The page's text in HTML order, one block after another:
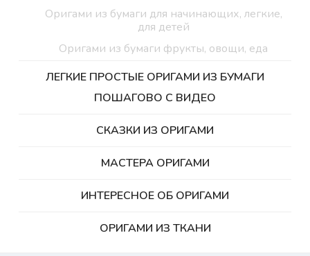
Оригами из бумаги для начинающих, легкие,
для детей
Оригами из бумаги фрукты, овощи, еда
ЛЕГКИЕ ПРОСТЫЕ ОРИГАМИ ИЗ БУМАГИ
ПОШАГОВО С ВИДЕО
СКАЗКИ ИЗ ОРИГАМИ
МАСТЕРА ОРИГАМИ
ИНТЕРЕСНОЕ ОБ ОРИГАМИ
ОРИГАМИ ИЗ ТКАНИ